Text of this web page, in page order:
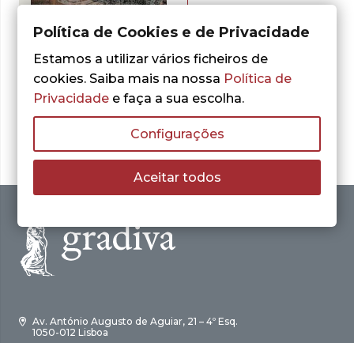
Patricia Highsmith
Inocência Perversa
10,10€ O
preço
original
era:
7,07 €O
preço
atual
é:
7,07 €.
LER MAIS
O
preço
original
7,50 €.
5,25€O
preço
atual
5,25 €.
LER MAIS
Av. António Augusto de Aguiar, 21 – 4º Esq.
1050-012 Lisboa
Política de Cookies e de Privacidade
Estamos a utilizar vários ficheiros de
cookies. Saiba mais na nossa Política de
Privacidade e faça a sua escolha.
Configurações
Aceitar todos